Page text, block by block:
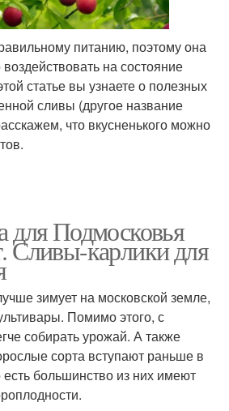
питанию, поэтому она
на состояние
статье вы узнаете о полезных
сливы (другое название
что вкусненького можно
для Подмосковья
Сливы-карлики для
зимует на московской земле,
Помимо этого, с
собирать урожай. А также
сорта вступают раньше в
большинство из них имеют